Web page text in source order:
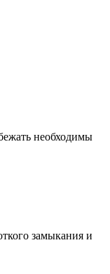
необходимы
замыкания и